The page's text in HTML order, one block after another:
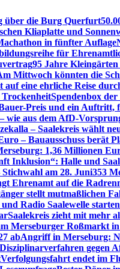
über die Burg Querfurt
Kliaplatte und
in fünfter Auflage
für
95 Jahre
Mittwoch könnten die
eine ehrliche Reise
TrockenheitSpendenbox
Preis und ein Auftritt,
wie aus dem AfD-
– Saalekreis wählt
– Bauausschuss berät
1,36 Millionen
Inklusion“: Halle und
am 28. Juni353
Ehrenamt auf die
stellt mutmaßlichen
Radio Saalewelle
Saalekreis zieht mit mehr
Merseburger Roßmarkt
abAngriff in Merseburg:
Disziplinarverfahren gegen
Verfolgungsfahrt endet im